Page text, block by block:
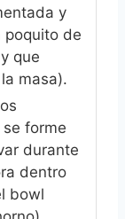
y
poquito de
que
masa).
forme
durante
dentro
bowl